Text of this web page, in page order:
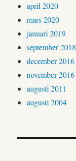
april 2020
mars 2020
januari 2019
september 2018
december 2016
november 2016
augusti 2011
augusti 2004